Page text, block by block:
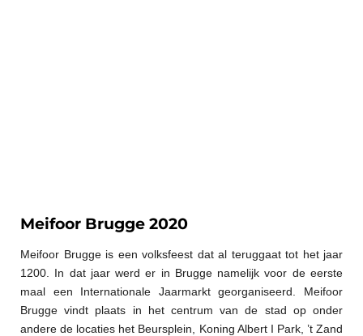
Meifoor Brugge 2020
Meifoor Brugge is een volksfeest dat al teruggaat tot het jaar
1200. In dat jaar werd er in Brugge namelijk voor de eerste
maal een Internationale Jaarmarkt georganiseerd. Meifoor
Brugge vindt plaats in het centrum van de stad op onder
andere de locaties het Beursplein, Koning Albert I Park, ’t Zand